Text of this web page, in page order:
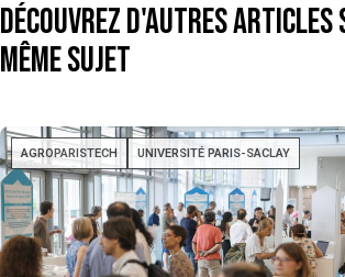
Découvrez d'autres articles
même sujet
AGROPARISTECH UNIVERSITÉ PARIS-SACLAY